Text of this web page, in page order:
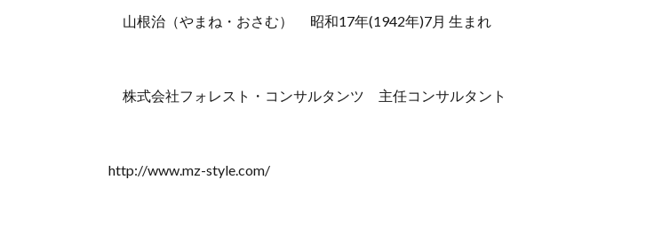
山根治（やまね・おさむ） 昭和17年(1942年)7月 生まれ
株式会社フォレスト・コンサルタンツ 主任コンサルタント
http://www.mz-style.com/